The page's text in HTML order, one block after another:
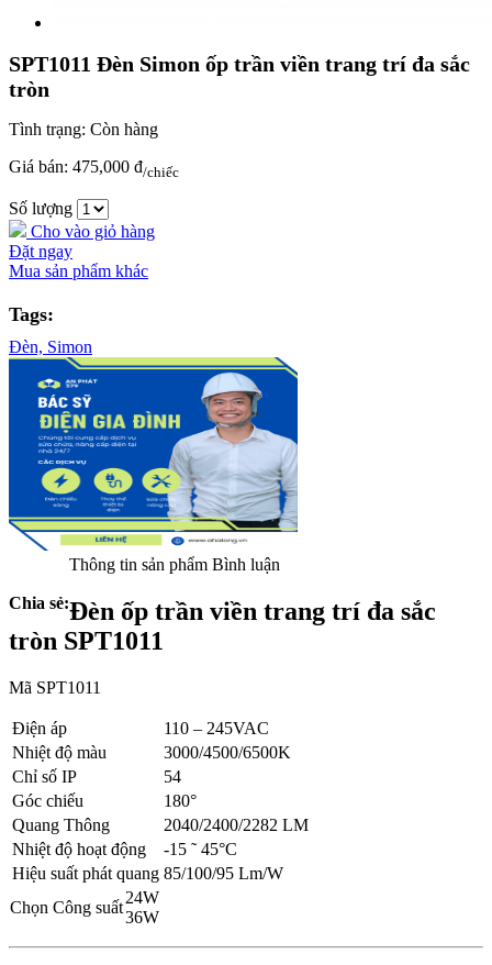
SPT1011 Đèn Simon ốp trần viền trang trí đa sắc
tròn
Tình trạng: Còn hàng
Giá bán: 475,000 đ/chiếc
Số lượng
Cho vào giỏ hàng
Đặt ngay
Mua sản phẩm khác
Tags:
Đèn, Simon
Chia sẻ:
Thông tin sản phẩm Bình luận
Đèn ốp trần viền trang trí đa sắc
tròn SPT1011
Mã SPT1011
Điện áp
110 – 245VAC
Nhiệt độ màu
3000/4500/6500K
Chỉ số IP
54
Góc chiếu
180°
Quang Thông
2040/2400/2282 LM
Nhiệt độ hoạt động
-15 ˜ 45°C
Hiệu suất phát quang 85/100/95 Lm/W
Chọn Công suất
24W
36W